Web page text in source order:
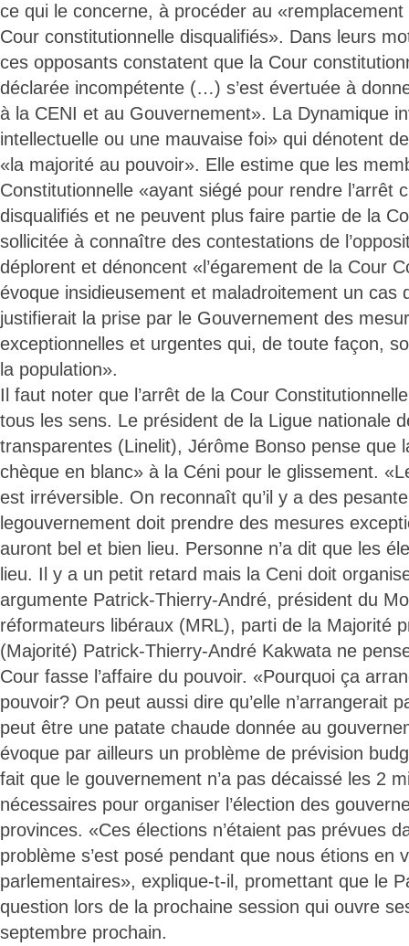
ce qui le concerne, à procéder au
Cour constitutionnelle disqualifiés». Dans leurs
ces opposants constatent que la Cour
déclarée incompétente (…) s’est évertuée à
à la CENI et au Gouvernement». La Dynamique
intellectuelle ou une mauvaise foi» qui dénotent
«la majorité au pouvoir». Elle estime que les
Constitutionnelle «ayant siégé pour rendre l’arrêt
disqualifiés et ne peuvent plus faire partie de la
sollicitée à connaître des contestations de
déplorent et dénoncent «l’égarement de la Cour
évoque insidieusement et maladroitement un cas
justifierait la prise par le Gouvernement des
exceptionnelles et urgentes qui, de toute façon,
la population».
Il faut noter que l’arrêt de la Cour
tous les sens. Le président de la Ligue nationale
transparentes (Linelit), Jérôme Bonso pense que
chèque en blanc» à la Céni pour le glissement.
est irréversible. On reconnaît qu’il y a des
legouvernement doit prendre des mesures
auront bel et bien lieu. Personne n’a dit que les
lieu. Il y a un petit retard mais la Ceni doit
argumente Patrick-Thierry-André, président du
réformateurs libéraux (MRL), parti de la Majorité
(Majorité) Patrick-Thierry-André Kakwata ne
Cour fasse l’affaire du pouvoir. «Pourquoi ça
pouvoir? On peut aussi dire qu’elle n’arrangerait
peut être une patate chaude donnée au
évoque par ailleurs un problème de prévision
fait que le gouvernement n’a pas décaissé les 2
nécessaires pour organiser l’élection des
provinces. «Ces élections n’étaient pas prévues
problème s’est posé pendant que nous étions en
parlementaires», explique-t-il, promettant que le
question lors de la prochaine session qui ouvre
septembre prochain.